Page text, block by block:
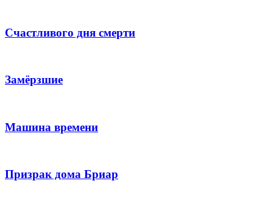
Счастливого дня смерти
Замёрзшие
Машина времени
Призрак дома Бриар